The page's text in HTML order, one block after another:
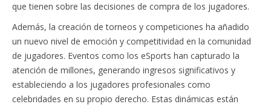
que tienen sobre las decisiones de compra de los jugadores.
Además, la creación de torneos y competiciones ha añadido
un nuevo nivel de emoción y competitividad en la comunidad
de jugadores. Eventos como los eSports han capturado la
atención de millones, generando ingresos significativos y
estableciendo a los jugadores profesionales como
celebridades en su propio derecho. Estas dinámicas están